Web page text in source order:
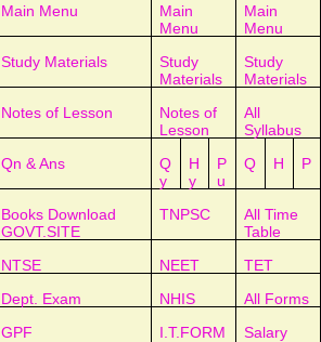
Main Menu
Main
Menu
Main
Menu
Study Materials
Study
Materials
Study
Materials
Notes of Lesson
Notes of
Lesson
All
Syllabus
Qn & Ans
Q
y
H
y
P
u
Q H P
Books Download
GOVT.SITE
TNPSC
All Time
Table
NTSE NEET
TET
Dept. Exam NHIS
All Forms
GPF
I.T.FORM
Salary